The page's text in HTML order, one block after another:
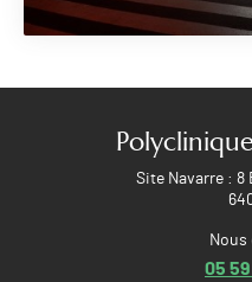
Site Navarre : 8
05